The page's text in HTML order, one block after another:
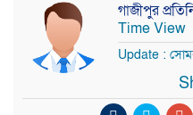
গাজীপুর
Time View
Update :